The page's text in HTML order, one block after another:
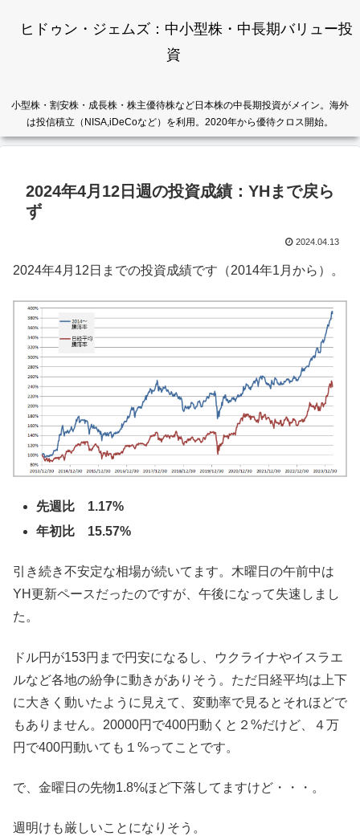
ヒドゥン・ジェムズ：中小型株・中長期バリュー投
資
小型株・割安株・成長株・株主優待株など日本株の中長期投資がメイン。海外
は投信積立（NISA,iDeCoなど）を利用。2020年から優待クロス開始。
2024年4月12日週の投資成績：YHまで戻ら
ず
2024.04.13
2024年4月12日までの投資成績です（2014年1月から）。
先週比 1.17%
年初比 15.57%
引き続き不安定な相場が続いてます。木曜日の午前中は
YH更新ペースだったのですが、午後になって失速しまし
た。
ドル円が153円まで円安になるし、ウクライナやイスラエ
ルなど各地の紛争に動きがありそう。ただ日経平均は上下
に大きく動いたように見えて、変動率で見るとそれほどで
もありません。20000円で400円動くと２%だけど、４万
円で400円動いても１%ってことです。
で、金曜日の先物1.8%ほど下落してますけど・・・。
週明けも厳しいことになりそう。